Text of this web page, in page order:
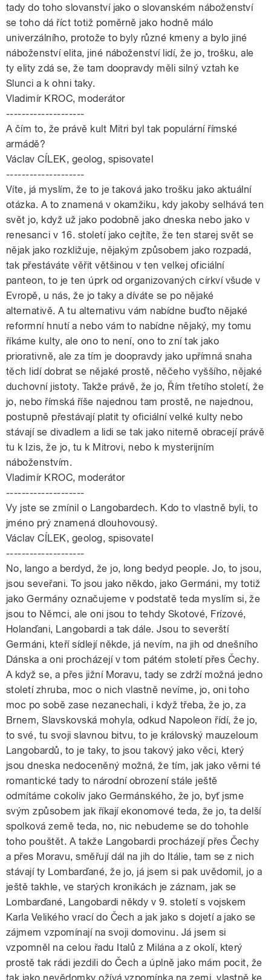
tady do toho slovanství jako o slovanském náboženství
se toho dá říct totiž poměrně jako hodně málo
univerzálního, protože to byly různé kmeny a bylo jiné
náboženství elita, jiné náboženství lidí, že jo, trošku, ale
ty elity zdá se, že tam doopravdy měli silný vztah ke
Slunci a k ohni taky.
Vladimír KROC, moderátor
--------------------
A čím to, že právě kult Mitri byl tak populární římské
armádě?
Václav CÍLEK, geolog, spisovatel
--------------------
Víte, já myslím, že to je taková jako trošku jako aktuální
otázka. A to znamená v okamžiku, kdy jakoby selhává ten
svět jo, když už jako podobně jako dneska nebo jako v
renesanci v 16. století jako cejtíte, že ten starej svět se
nějak jako rozkližuje, nějakým způsobem jako rozpadá,
tak přestáváte věřit většinou v ten velkej oficiální
panteon, to je ten úprk od organizovaných církví všude v
Evropě, u nás, že jo taky a díváte se po nějaké
alternativě. A tu alternativu vám nabídne buďto nějaké
reformní hnutí a nebo vám to nabídne nějaký, my tomu
říkáme kulty, ale ono to není, ono to zní tak jako
priorativně, ale za tím je doopravdy jako upřímná snaha
těch lidí dobrat se nějaké prostě, něčeho vyššího, nějaké
duchovní jistoty. Takže právě, že jo, Řím třetího století, že
jo, nebo římská říše najednou tam prostě, ne najednou,
postupně přestávají platit ty oficiální velké kulty nebo
stávají se divadlem a lidi se tak jako niterně obracejí právě
tu k Izis, že jo, tu k Mitrovi, nebo k mysterijním
náboženstvím.
Vladimír KROC, moderátor
--------------------
Vy jste se zmínil o Langobardech. Kdo to vlastně byli, to
jméno prý znamená dlouhovousý.
Václav CÍLEK, geolog, spisovatel
--------------------
No, lango a berdyd, že jo, long bedyd people. Jo, to jsou,
jsou seveřani. To jsou jako někdo, jako Germáni, my totiž
jako Germány označujeme v podstatě teda myslím si, že
jsou to Němci, ale oni jsou to tehdy Skotové, Frízové,
Holanďani, Langobardi a tak dále. Jsou to severští
Germáni, kteří sídlejí někde, já nevím, na jih od dnešního
Dánska a oni procházejí v tom pátém století přes Čechy.
A když se, a přes jižní Moravu, tady se zdrží možná jedno
století zhruba, moc o nich vlastně nevíme, jo, oni toho
moc po sobě zase nezanechali, i když třeba, že jo, za
Brnem, Slavskovská mohyla, odkud Napoleon řídí, že jo,
to své, tu svoji slavnou bitvu, to je královský mauzeloum
Langobardů, to je taky, to jsou takový jako věci, který
jsou dneska nedoceněný možná, že tím, jak jako věrni té
romantické tady to národní obrození stále ještě
odmítáme cokoliv jako Germánského, že jo, byť jsme
svým způsobem jak říkají ekonomové teda, že jo, ta delší
spolková země teda, no, nic nebudeme se do tohohle
toho pouštět. A takže Langobardi procházejí přes Čechy
a přes Moravu, směřují dál na jih do Itálie, tam se z nich
stávají ty Lombarďané, že jo, já jsem si pak uvědomil, jo a
ještě takhle, ve starých kronikách je záznam, jak se
Lombarďané, Langobardi někdy v 9. století s vojskem
Karla Velikého vrací do Čech a jak jako s dojetí a jako se
zájmem vzpomínají na svoji domovinu. Já jsem si
vzpomněl na celou řadu Italů z Milána a z okolí, který
prostě tak rádi jezdili do Čech a úplně jako mám pocit, že